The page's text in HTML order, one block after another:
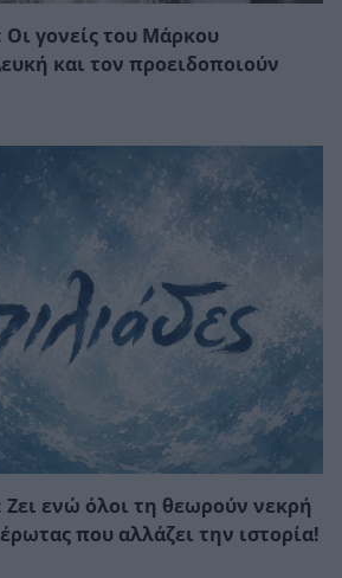
Οι γονείς του Μάρκου
και τον προειδοποιούν
Ζει ενώ όλοι τη θεωρούν νεκρή
που αλλάζει την ιστορία!